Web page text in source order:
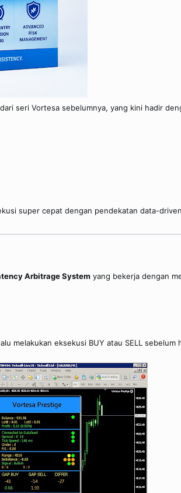
seri Vortesa sebelumnya, yang kini hadir
super cepat dengan pendekatan data-
Arbitrage System yang bekerja dengan
melakukan eksekusi BUY atau SELL